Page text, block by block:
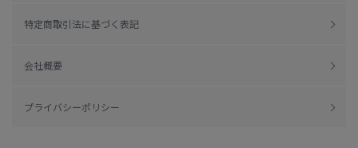
特定商取引法に基づく表記
会社概要
プライバシーポリシー